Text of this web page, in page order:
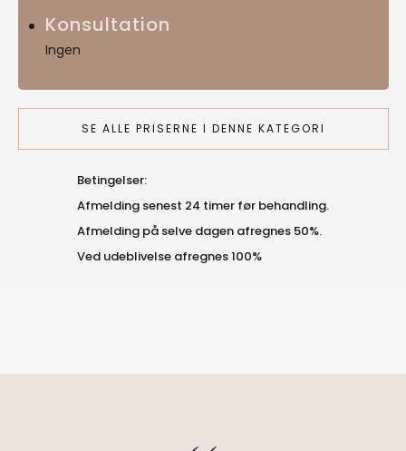
Konsultation
Ingen
SE ALLE PRISERNE I DENNE KATEGORI
Betingelser:
Afmelding senest 24 timer før behandling.
Afmelding på selve dagen afregnes 50%.
Ved udeblivelse afregnes 100%